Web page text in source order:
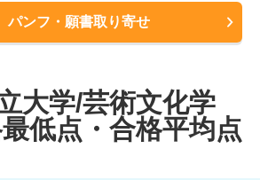
パンフ・願書取り寄せ
大学/芸術文化学
低点・合格平均点